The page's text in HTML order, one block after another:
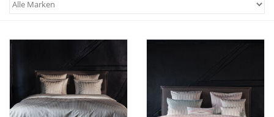
Badezimmer & Sauna
Haus-Bademäntel
Plaids, Decken, Kissen
Mode & Accessoires